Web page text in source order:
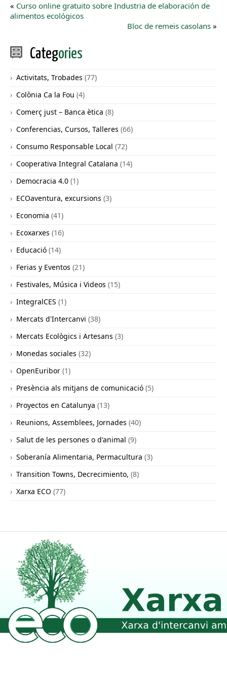
« Curso online gratuito sobre Industria de elaboración de
alimentos ecológicos
Bloc de remeis casolans »
Categories
Activitats, Trobades (77)
Colònia Ca la Fou (4)
Comerç just – Banca ètica (8)
Conferencias, Cursos, Talleres (66)
Consumo Responsable Local (72)
Cooperativa Integral Catalana (14)
Democracia 4.0 (1)
ECOaventura, excursions (3)
Economia (41)
Ecoxarxes (16)
Educació (14)
Ferias y Eventos (21)
Festivales, Música i Videos (15)
IntegralCES (1)
Mercats d'Intercanvi (38)
Mercats Ecològics i Artesans (3)
Monedas sociales (32)
OpenEuribor (1)
Presència als mitjans de comunicació (5)
Proyectos en Catalunya (13)
Reunions, Assemblees, Jornades (40)
Salut de les persones o d'animal (9)
Soberanía Alimentaria, Permacultura (3)
Transition Towns, Decrecimiento, (8)
Xarxa ECO (77)